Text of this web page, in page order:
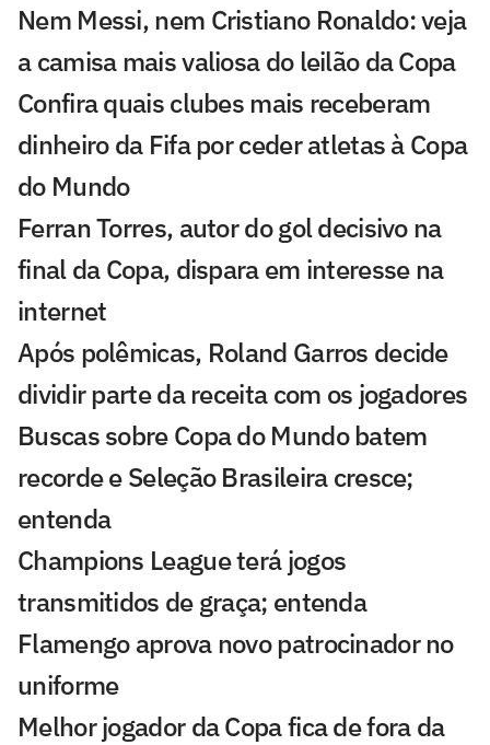
Nem Messi, nem Cristiano Ronaldo: veja
a camisa mais valiosa do leilão da Copa
Confira quais clubes mais receberam
dinheiro da Fifa por ceder atletas à Copa
do Mundo
Ferran Torres, autor do gol decisivo na
final da Copa, dispara em interesse na
internet
Após polêmicas, Roland Garros decide
dividir parte da receita com os jogadores
Buscas sobre Copa do Mundo batem
recorde e Seleção Brasileira cresce;
entenda
Champions League terá jogos
transmitidos de graça; entenda
Flamengo aprova novo patrocinador no
uniforme
Melhor jogador da Copa fica de fora da